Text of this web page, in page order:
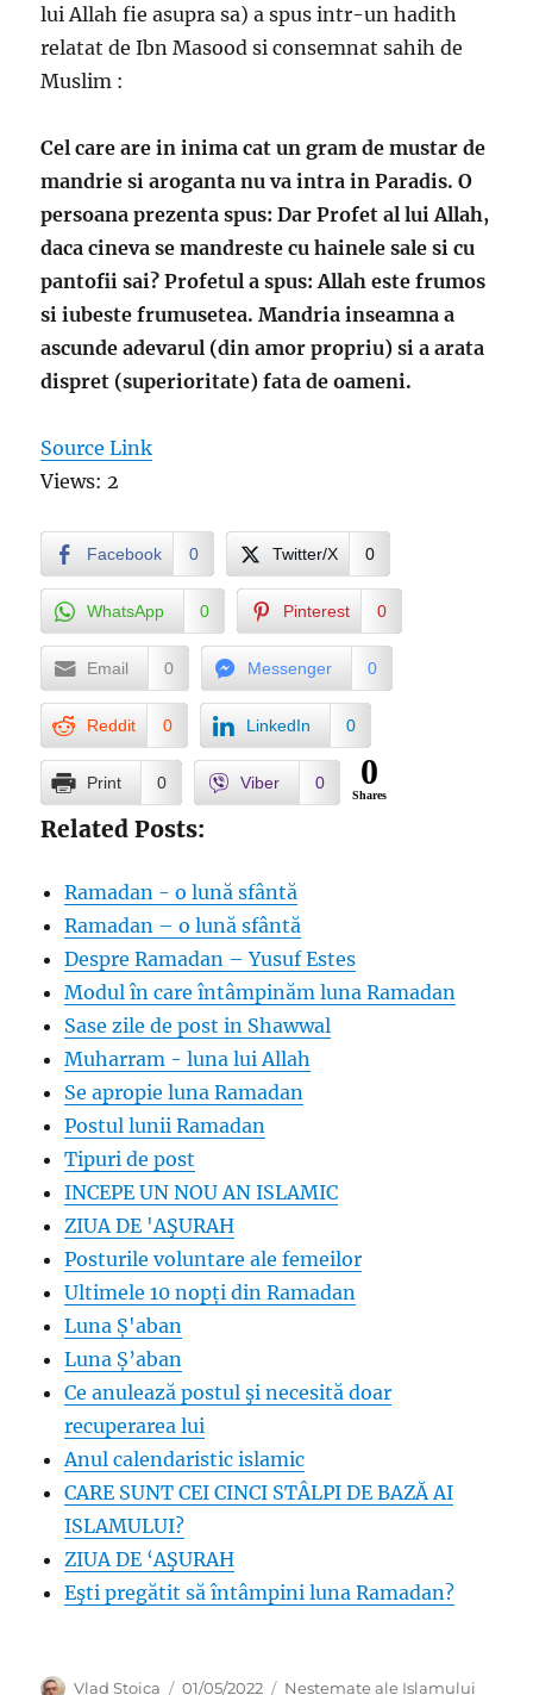
lui Allah fie asupra sa) a spus intr-un hadith
relatat de Ibn Masood si consemnat sahih de
Muslim :
Cel care are in inima cat un gram de mustar de
mandrie si aroganta nu va intra in Paradis. O
persoana prezenta spus: Dar Profet al lui Allah,
daca cineva se mandreste cu hainele sale si cu
pantofii sai? Profetul a spus: Allah este frumos
si iubeste frumusetea. Mandria inseamna a
ascunde adevarul (din amor propriu) si a arata
dispret (superioritate) fata de oameni.
Source Link
Views: 2
Facebook 0 Twitter/X 0
WhatsApp 0 Pinterest 0
Email 0 Messenger 0
Reddit 0 LinkedIn 0
Print 0 Viber 0 0
Shares
Related Posts:
Ramadan - o lună sfântă
Ramadan – o lună sfântă
Despre Ramadan – Yusuf Estes
Modul în care întâmpinăm luna Ramadan
Sase zile de post in Shawwal
Muharram - luna lui Allah
Se apropie luna Ramadan
Postul lunii Ramadan
Tipuri de post
INCEPE UN NOU AN ISLAMIC
ZIUA DE 'AŞURAH
Posturile voluntare ale femeilor
Ultimele 10 nopți din Ramadan
Luna Ș'aban
Luna Ș’aban
Ce anulează postul şi necesită doar
recuperarea lui
Anul calendaristic islamic
CARE SUNT CEI CINCI STÂLPI DE BAZĂ AI
ISLAMULUI?
ZIUA DE ‘AŞURAH
Eşti pregătit să întâmpini luna Ramadan?
Author
Vlad Stoica Posted
01/05/2022 Categories
Nestemate ale Islamului